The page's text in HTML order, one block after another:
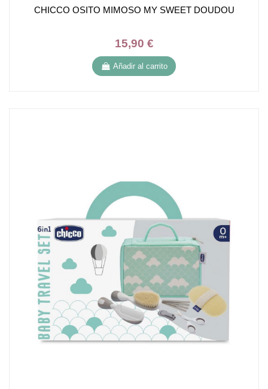
CHICCO OSITO MIMOSO MY SWEET DOUDOU
15,90 €
Añadir al carrito